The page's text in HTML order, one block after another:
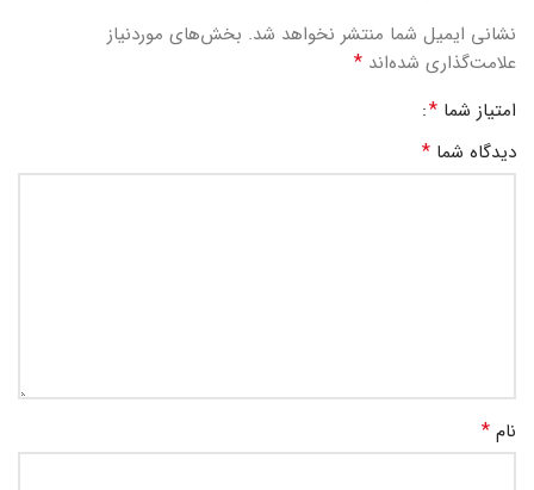
نشانی ایمیل شما منتشر نخواهد شد. بخش‌های موردنیاز
علامت‌گذاری شده‌اند *
امتیاز شما *
دیدگاه شما *
نام *